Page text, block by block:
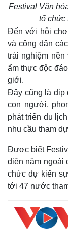
Hồ sơ
Festival Văn
tổ chức
Đến với hội
và công dân
trải nghiệm nền
ẩm thực độc
giới.
Đây cũng là dịp
con người,
phát triển du
nhu cầu tham
Được biết
diện năm ngoái
chức dự kiến
tới 47 nước